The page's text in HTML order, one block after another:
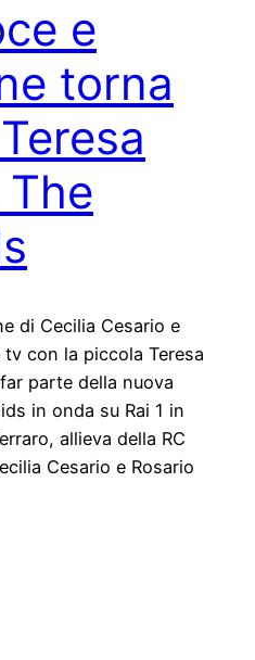
e
torna
di Cecilia Cesario e
con la piccola Teresa
parte della nuova
in onda su Rai 1 in
allieva della RC
Cesario e Rosario